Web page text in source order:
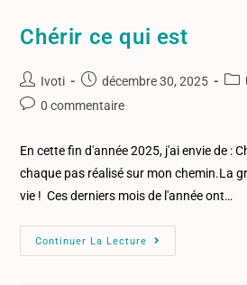
Chérir ce qui est
Ivoti décembre 30, 2025
0 commentaire
En cette fin d'année 2025, j'ai envie de :
chaque pas réalisé sur mon chemin.La
vie ! Ces derniers mois de l'année ont…
Continuer La Lecture